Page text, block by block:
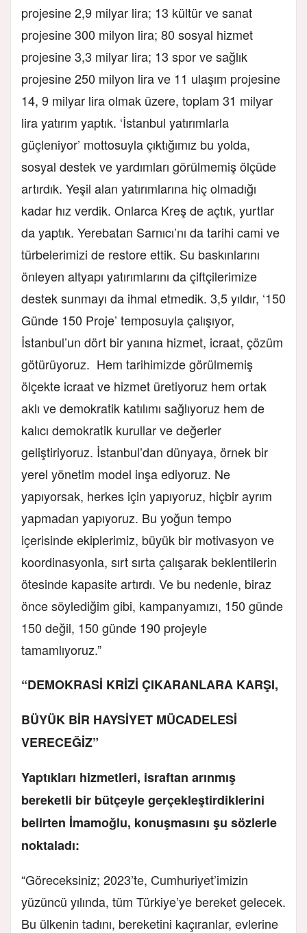
projesine 2,9 milyar lira; 13 kültür ve sanat
projesine 300 milyon lira; 80 sosyal hizmet
projesine 3,3 milyar lira; 13 spor ve sağlık
projesine 250 milyon lira ve 11 ulaşım projesine
14, 9 milyar lira olmak üzere, toplam 31 milyar
lira yatırım yaptık. ‘İstanbul yatırımlarla
güçleniyor’ mottosuyla çıktığımız bu yolda,
sosyal destek ve yardımları görülmemiş ölçüde
artırdık. Yeşil alan yatırımlarına hiç olmadığı
kadar hız verdik. Onlarca Kreş de açtık, yurtlar
da yaptık. Yerebatan Sarnıcı’nı da tarihi cami ve
türbelerimizi de restore ettik. Su baskınlarını
önleyen altyapı yatırımlarını da çiftçilerimize
destek sunmayı da ihmal etmedik. 3,5 yıldır, ‘150
Günde 150 Proje’ temposuyla çalışıyor,
İstanbul’un dört bir yanına hizmet, icraat, çözüm
götürüyoruz. Hem tarihimizde görülmemiş
ölçekte icraat ve hizmet üretiyoruz hem ortak
aklı ve demokratik katılımı sağlıyoruz hem de
kalıcı demokratik kurullar ve değerler
geliştiriyoruz. İstanbul’dan dünyaya, örnek bir
yerel yönetim model inşa ediyoruz. Ne
yapıyorsak, herkes için yapıyoruz, hiçbir ayrım
yapmadan yapıyoruz. Bu yoğun tempo
içerisinde ekiplerimiz, büyük bir motivasyon ve
koordinasyonla, sırt sırta çalışarak beklentilerin
ötesinde kapasite artırdı. Ve bu nedenle, biraz
önce söylediğim gibi, kampanyamızı, 150 günde
150 değil, 150 günde 190 projeyle
tamamlıyoruz.”
“DEMOKRASİ KRİZİ ÇIKARANLARA KARŞI,
BÜYÜK BİR HAYSİYET MÜCADELESİ
VERECEĞİZ”
Yaptıkları hizmetleri, israftan arınmış
bereketli bir bütçeyle gerçekleştirdiklerini
belirten İmamoğlu, konuşmasını şu sözlerle
noktaladı:
“Göreceksiniz; 2023’te, Cumhuriyet’imizin
yüzüncü yılında, tüm Türkiye’ye bereket gelecek.
Bu ülkenin tadını, bereketini kaçıranlar, evlerine